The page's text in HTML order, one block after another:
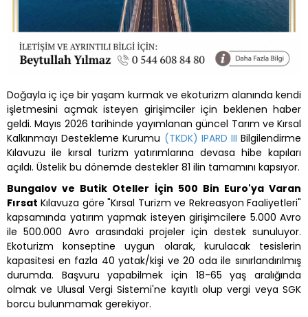
Doğayla iç içe bir yaşam kurmak ve ekoturizm alanında kendi
işletmesini açmak isteyen girişimciler için beklenen haber
geldi. Mayıs 2026 tarihinde yayımlanan güncel Tarım ve Kırsal
Kalkınmayı Destekleme Kurumu (TKDK) IPARD III Bilgilendirme
Kılavuzu ile kırsal turizm yatırımlarına devasa hibe kapıları
açıldı. Üstelik bu dönemde destekler 81 ilin tamamını kapsıyor.
Bungalov ve Butik Oteller İçin 500 Bin Euro'ya Varan
Fırsat Kılavuza göre "Kırsal Turizm ve Rekreasyon Faaliyetleri"
kapsamında yatırım yapmak isteyen girişimcilere 5.000 Avro
ile 500.000 Avro arasındaki projeler için destek sunuluyor.
Ekoturizm konseptine uygun olarak, kurulacak tesislerin
kapasitesi en fazla 40 yatak/kişi ve 20 oda ile sınırlandırılmış
durumda. Başvuru yapabilmek için 18-65 yaş aralığında
olmak ve Ulusal Vergi Sistemi'ne kayıtlı olup vergi veya SGK
borcu bulunmamak gerekiyor.